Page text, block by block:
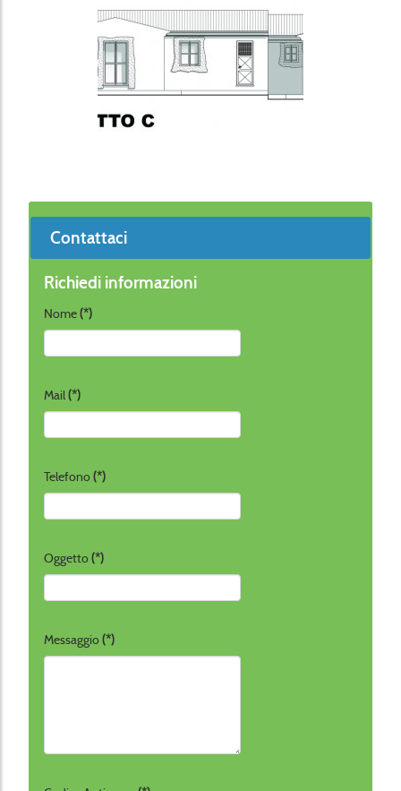
Contattaci
Richiedi informazioni
Nome(*)
Mail(*)
Telefono(*)
Oggetto(*)
Messaggio(*)